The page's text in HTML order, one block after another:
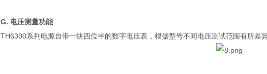
G. 电压测量功能
TH6300系列电源自带一块四位半的数字电压表，根据型号不同电压测试范围有所差